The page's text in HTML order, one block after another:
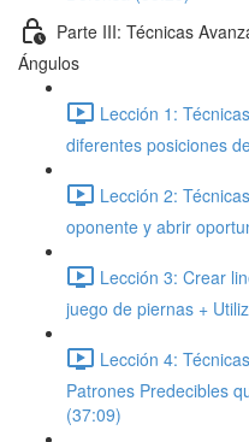
Parte III: Técnicas
Ángulos
Lección 1:
diferentes posiciones
Lección 2:
oponente y abrir
Lección 3: Crear
juego de piernas +
Lección 4:
Patrones Predecibles
(37:09)